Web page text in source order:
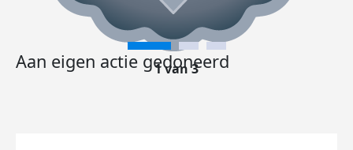
Aan eigen actie gedoneerd
1 van 3